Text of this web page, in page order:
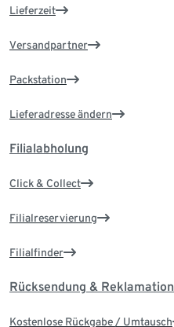
Lieferzeit
Versandpartner
Packstation
Lieferadresse ändern
Filialabholung
Click & Collect
Filialreservierung
Filialfinder
Rücksendung & Reklamation
Kostenlose Rückgabe / Umtausch